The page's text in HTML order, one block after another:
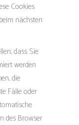
Cookies
nächsten
dass Sie
werden
die
Fälle oder
des Browser